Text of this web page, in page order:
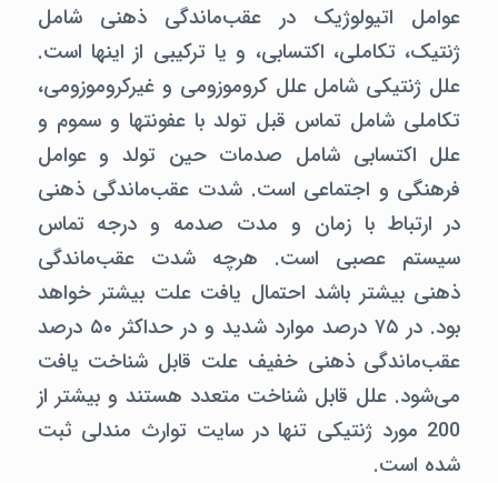
عوامل اتیولوژیک در عقب‌ماندگی ذهنی شامل
ژنتیک، تکاملی، اکتسابی، و یا ترکیبی از اینها است.
علل ژنتیکی شامل علل کروموزومی و غیرکروموزومی،‌
تکاملی شامل تماس قبل تولد با عفونتها و سموم و
علل اکتسابی شامل صدمات حین تولد و عوامل
فرهنگی و اجتماعی است. شدت عقب‌ماندگی ذهنی
در ارتباط با زمان و مدت صدمه و درجه تماس
سیستم عصبی است. هرچه شدت عقب‌ماندگی
ذهنی بیشتر باشد احتمال یافت علت بیشتر خواهد
بود. در ۷۵ درصد موارد شدید و در حداکثر ۵۰ درصد
عقب‌ماندگی ذهنی خفیف علت قابل شناخت یافت
می‌شود. علل قابل شناخت متعدد هستند و بیشتر از
200 مورد ژنتیکی تنها در سایت توارث مندلی ثبت
شده است.